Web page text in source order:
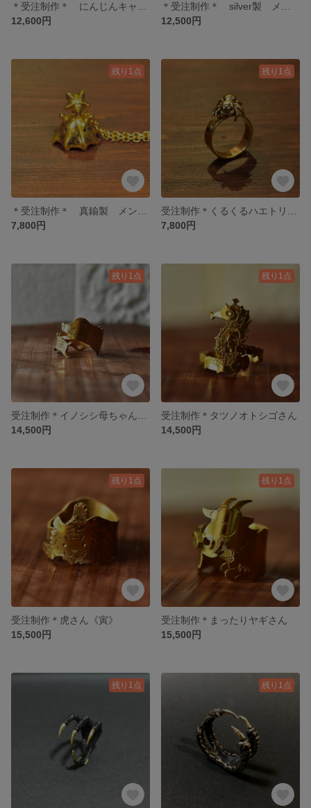
12,600円
12,500円
残り1点
7,800円
残り1点
7,800円
残り1点
14,500円
残り1点
受注制作＊タツノオトシゴさん
14,500円
残り1点
受注制作＊虎さん《寅》
15,500円
残り1点
受注制作＊まったりヤギさん
15,500円
残り1点 残り1点